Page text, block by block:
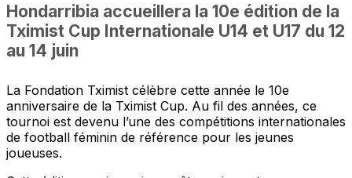
Hondarribia accueillera la 10e édition de la
Tximist Cup Internationale U14 et U17 du 12
au 14 juin
La Fondation Tximist célèbre cette année le 10e
anniversaire de la Tximist Cup. Au fil des années, ce
tournoi est devenu l’une des compétitions internationales
de football féminin de référence pour les jeunes
joueuses.